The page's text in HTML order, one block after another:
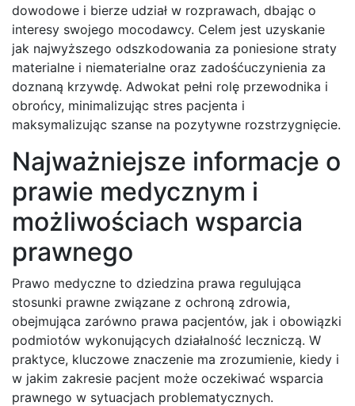
dowodowe i bierze udział w rozprawach, dbając o
interesy swojego mocodawcy. Celem jest uzyskanie
jak najwyższego odszkodowania za poniesione straty
materialne i niematerialne oraz zadośćuczynienia za
doznaną krzywdę. Adwokat pełni rolę przewodnika i
obrońcy, minimalizując stres pacjenta i
maksymalizując szanse na pozytywne rozstrzygnięcie.
Najważniejsze informacje o
prawie medycznym i
możliwościach wsparcia
prawnego
Prawo medyczne to dziedzina prawa regulująca
stosunki prawne związane z ochroną zdrowia,
obejmująca zarówno prawa pacjentów, jak i obowiązki
podmiotów wykonujących działalność leczniczą. W
praktyce, kluczowe znaczenie ma zrozumienie, kiedy i
w jakim zakresie pacjent może oczekiwać wsparcia
prawnego w sytuacjach problematycznych.